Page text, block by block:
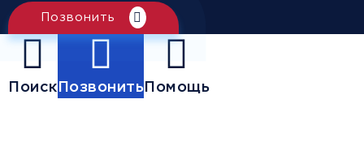
Позвонить
ПоискПозвонить Помощь